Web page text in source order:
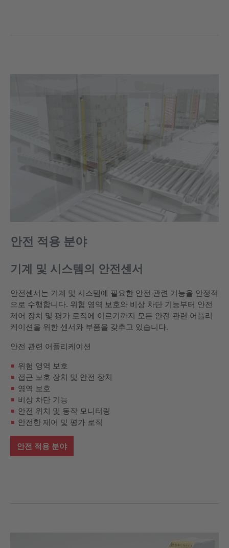
안전 적용 분야
기계 및 시스템의 안전센서
안전센서는 기계 및 시스템에 필요한 안전 관련 기능을 안정적
으로 수행합니다. 위험 영역 보호와 비상 차단 기능부터 안전
제어 장치 및 평가 로직에 이르기까지 모든 안전 관련 어플리
케이션을 위한 센서와 부품을 갖추고 있습니다.
안전 관련 어플리케이션
위험 영역 보호
접근 보호 장치 및 안전 장치
영역 보호
비상 차단 기능
안전 위치 및 동작 모니터링
안전한 제어 및 평가 로직
안전 적용 분야